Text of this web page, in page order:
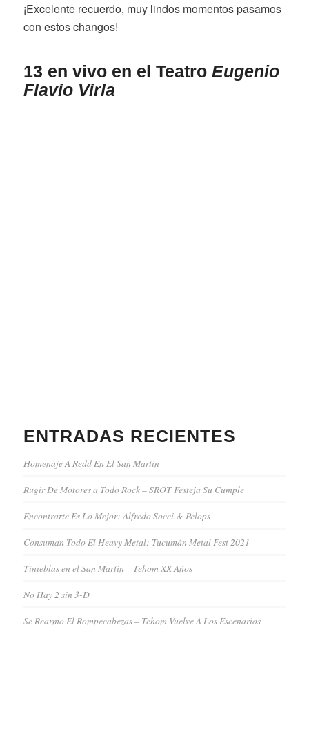
¡Excelente recuerdo, muy lindos momentos pasamos
con estos changos!
13 en vivo en el Teatro Eugenio
Flavio Virla
ENTRADAS RECIENTES
Homenaje A Redd En El San Martin
Rugir De Motores a Todo Rock – SROT Festeja Su Cumple
Encontrarte Es Lo Mejor: Alfredo Socci & Pelops
Consuman Todo El Heavy Metal: Tucumán Metal Fest 2021
Tinieblas en el San Martín – Tehom XX Años
No Hay 2 sin 3-D
Se Rearmo El Rompecabezas – Tehom Vuelve A Los Escenarios